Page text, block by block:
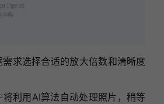
求选择合适的放大倍数和清晰度
利用AI算法自动处理照片，稍等